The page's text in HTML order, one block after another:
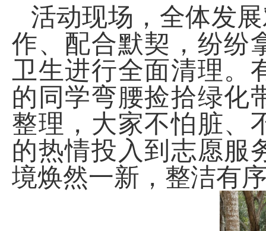
活动现场，全体发
作、配合默契，纷纷
卫生进行全面清理。
的同学弯腰捡拾绿化
整理，大家不怕脏、
的热情投入到志愿服
境焕然一新，整洁有